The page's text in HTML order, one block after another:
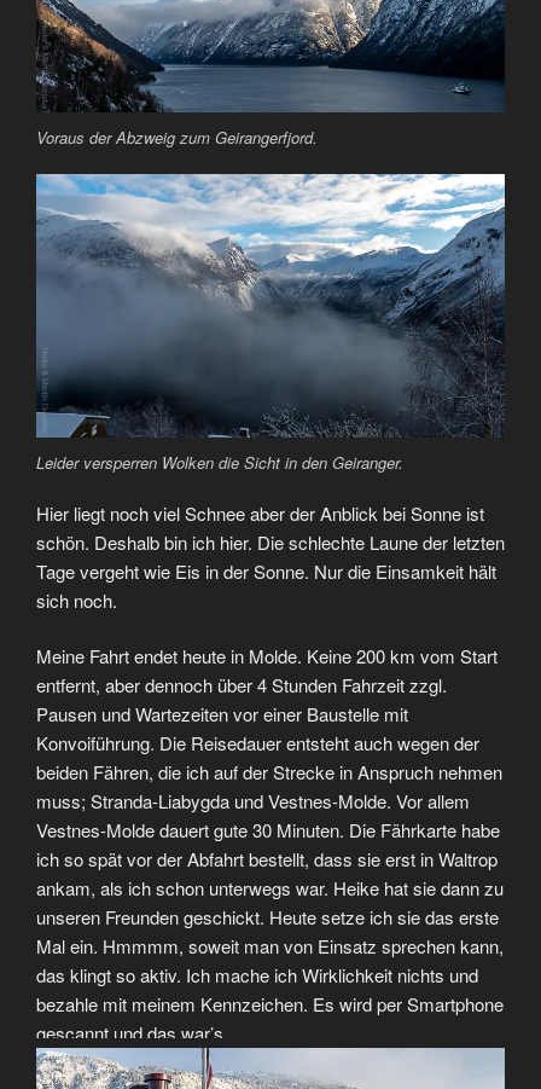
Voraus der Abzweig zum Geirangerfjord.
Leider versperren Wolken die Sicht in den Geiranger.
Hier liegt noch viel Schnee aber der Anblick bei Sonne ist
schön. Deshalb bin ich hier. Die schlechte Laune der letzten
Tage vergeht wie Eis in der Sonne. Nur die Einsamkeit hält
sich noch.
Meine Fahrt endet heute in Molde. Keine 200 km vom Start
entfernt, aber dennoch über 4 Stunden Fahrzeit zzgl.
Pausen und Wartezeiten vor einer Baustelle mit
Konvoiführung. Die Reisedauer entsteht auch wegen der
beiden Fähren, die ich auf der Strecke in Anspruch nehmen
muss; Stranda-Liabygda und Vestnes-Molde. Vor allem
Vestnes-Molde dauert gute 30 Minuten. Die Fährkarte habe
ich so spät vor der Abfahrt bestellt, dass sie erst in Waltrop
ankam, als ich schon unterwegs war. Heike hat sie dann zu
unseren Freunden geschickt. Heute setze ich sie das erste
Mal ein. Hmmmm, soweit man von Einsatz sprechen kann,
das klingt so aktiv. Ich mache ich Wirklichkeit nichts und
bezahle mit meinem Kennzeichen. Es wird per Smartphone
gescannt und das war’s.